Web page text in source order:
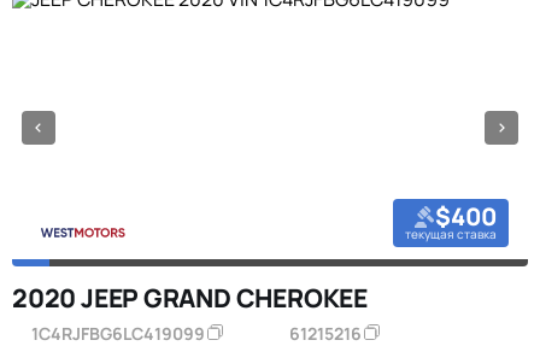
$400
текущая ставка
2020 JEEP GRAND CHEROKEE
1C4RJFBG6LC419099 61215216